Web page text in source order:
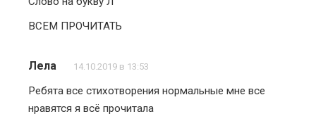
ВСЕМ ПРОЧИТАТЬ
Лела 14.10.2019 в 13:53
Ребята все стихотворения нормальные мне все
нравятся я всё прочитала